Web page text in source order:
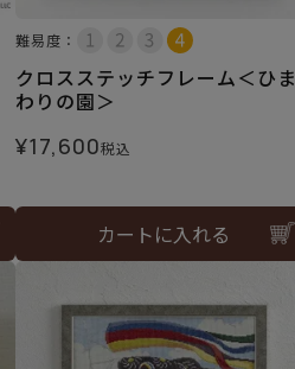
難易度：
クロスステッチフレーム＜ひま
わりの園＞
¥17,600税込
カートに入れる